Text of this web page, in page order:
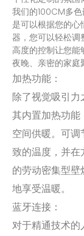
我们的100CM多
是可以根据您的
器，您可以轻松调
高度的控制让您
夜晚、亲密的家庭
加热功能：
除了视觉吸引
其内置加热功
空间供暖。可
致的温度，并
的劳动密集型
地享受温暖。
蓝牙连接：
对于精通技术的